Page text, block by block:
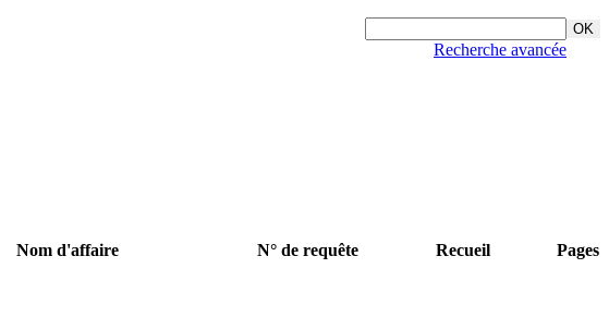
Recherche avancée
Nom d'affaire N° de requête Recueil Pages